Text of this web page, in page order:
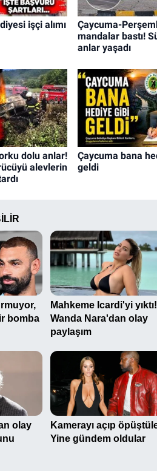
işçi alımı
Çaycuma-
mandalar bastı!
anlar yaşadı
dolu anlar!
alevlerin
Çaycuma bana
geldi